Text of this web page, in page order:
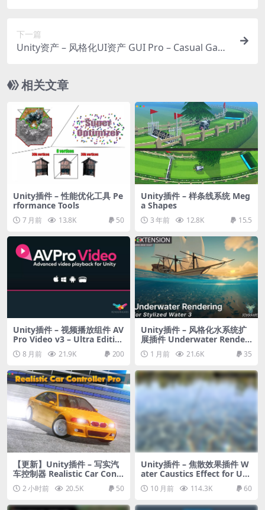
下一篇
Unity资产 – 风格化UI资产 GUI Pro – Casual Gam
相关文章
Unity插件 – 性能优化工具 Pe
rformance Tools
7 月前 13.8K 50
Unity插件 – 样条线系统 Meg
a Shapes
3 年前 12.8K 15.5
Unity插件 – 视频播放组件 AV
Pro Video v3 – Ultra Editio
n 8 月前 21.9K 200
Unity插件 – 风格化水系统扩
展插件 Underwater Renderi
ng for Stylized Water 3 (Ex
tension)
1 月前 21.6K 35
【更新】Unity插件 – 写实汽
车控制器 Realistic Car Contr
oller Pro
2 小时前 20.5K 50
Unity插件 – 焦散效果插件 W
ater Caustics Effect for UR
P v210 月前 114.3K 60